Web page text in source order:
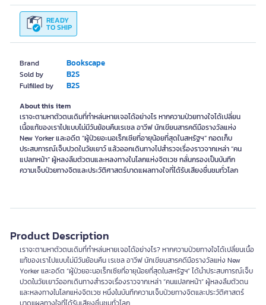
Brand Bookscape
Sold by B2S
Fulfilled by B2S
READY
TO SHIP
About this item
เราจะตามหาตัวตนเดิมที่ทำหล่นหายเจอได้อย่างไร หากความป่วยทางใจได้เปลี่ยน
เนื้อแท้ของเราไปแบบไม่มีวันย้อนคืนเรเชล อาวีฟ นักเขียนสารคดีมือรางวัลแห่ง
New Yorker และอดีต “ผู้ป่วยอะนอเร็กเซียที่อายุน้อยที่สุดในสหรัฐฯ” กอดเก็บ
ประสบการณ์เจ็บปวดในวัยเยาว์ แล้วออกเดินทางไปสำรวจเรื่องราวจากเหล่า “คน
แปลกหน้า” ผู้หลงลืมตัวตนและหลงทางในโลกแห่งจิตเวช กลั่นกรองเป็นบันทึก
ความเจ็บป่วยทางจิตและประวัติศาสตร์บาดแผลทางใจที่ได้รับเสียงชื่นชมทั่วโลก
Product Description
เราจะตามหาตัวตนเดิมที่ทำหล่นหายเจอได้อย่างไร? หากความป่วยทางใจได้เปลี่ยนเนื้อ
แท้ของเราไปแบบไม่มีวันย้อนคืน เรเชล อาวีฟ นักเขียนสารคดีมือรางวัลแห่ง New
Yorker และอดีต “ผู้ป่วยอะนอเร็กเซียที่อายุน้อยที่สุดในสหรัฐฯ” ได้นำประสบการณ์เจ็บ
ปวดในวัยเยาว์ออกเดินทางสำรวจเรื่องราวจากเหล่า “คนแปลกหน้า” ผู้หลงลืมตัวตน
และหลงทางในโลกแห่งจิตเวช หนึ่งในบันทึกความเจ็บป่วยทางจิตและประวัติศาสตร์